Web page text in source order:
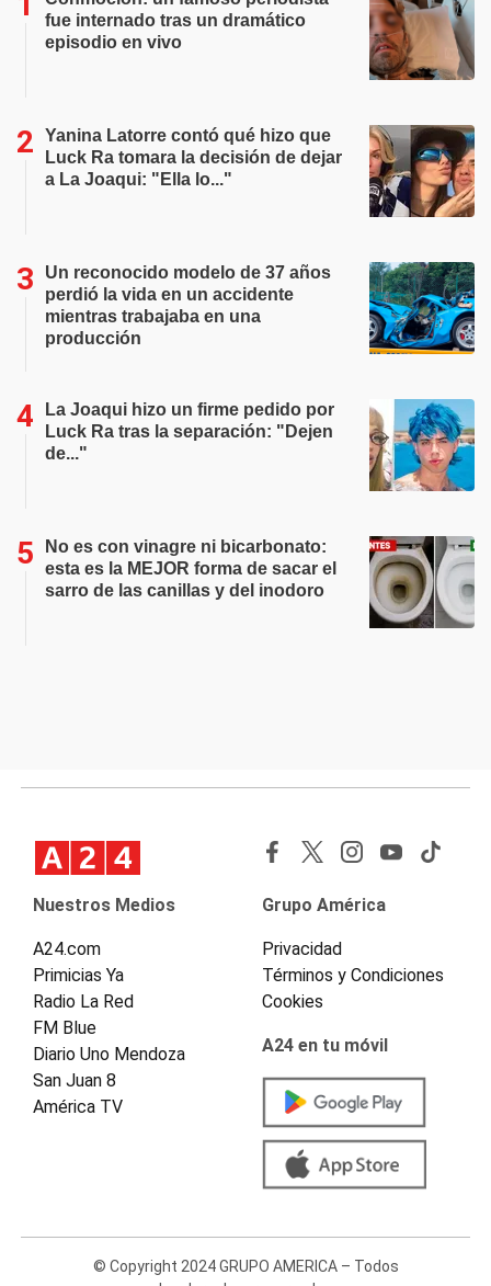
fue internado tras un dramático
episodio en vivo
Yanina Latorre contó qué hizo que
Luck Ra tomara la decisión de dejar
a La Joaqui: "Ella lo..."
Un reconocido modelo de 37 años
perdió la vida en un accidente
mientras trabajaba en una
producción
La Joaqui hizo un firme pedido por
Luck Ra tras la separación: "Dejen
de..."
No es con vinagre ni bicarbonato:
esta es la MEJOR forma de sacar el
sarro de las canillas y del inodoro
Nuestros Medios
A24.com
Primicias Ya
Radio La Red
FM Blue
Diario Uno Mendoza
San Juan 8
América TV
Grupo América
Privacidad
Términos y Condiciones
Cookies
A24 en tu móvil
© Copyright 2024 GRUPO AMERICA – Todos